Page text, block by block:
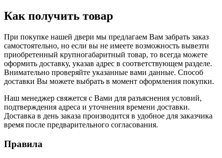
Как получить товар
При покупке нашей двери мы предлагаем Вам забрать заказ
самостоятельно, но если вы не имеете возможность вывезти
приобретенный крупногабаритный товар, то всегда можете
оформить доставку, указав адрес в соответствующем разделе.
Внимательно проверяйте указанные вами данные. Способ
доставки Вы можете выбрать в момент оформления покупки.
Наш менеджер свяжется с Вами для разъяснения условий,
подтверждения адреса и уточнения времени доставки.
Доставка в день заказа производится в удобное для заказчика
время после предварительного согласования.
Правила